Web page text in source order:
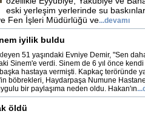
eski yerleşim yerlerinde su
Fen İşleri Müdürlüğü ve...devamı
iyilik buldu
51 yaşındaki Evniye Demir, "Sen
Sinem'e verdi. Sinem de 6 yıl önce kendi
hastaya vermişti. Kapkaç teröründe
böbrekleri, Haydarpaşa Numune
bir paylaşıma neden oldu. Hakan'ın
öldü